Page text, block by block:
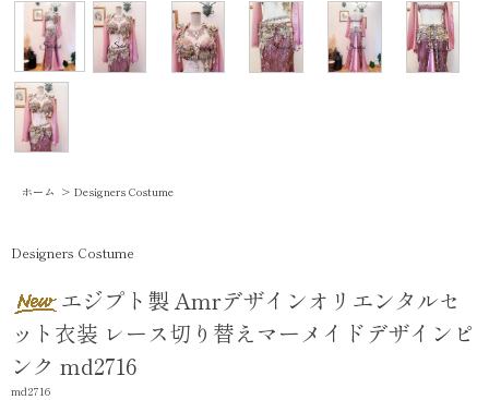
ホーム > Designers Costume
Designers Costume
エジプト製 Amrデザインオリエンタルセ
ット衣装 レース切り替えマーメイドデザインピ
ンク md2716
md2716